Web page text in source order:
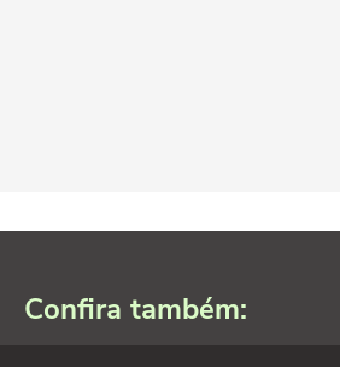
Confira também: